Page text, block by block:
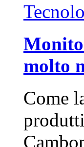
molto
Come